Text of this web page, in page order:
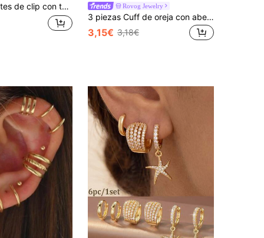
de textura granular, accesorio elegante y versátil para mujeres, adecuado para uso diario, citas, desplazamientos al trabajo, exquisito regalo de cumpleaños y festividades Rovog Jewelry
3 piezas Cuff de oreja con abertura
3,15€ 3,18€